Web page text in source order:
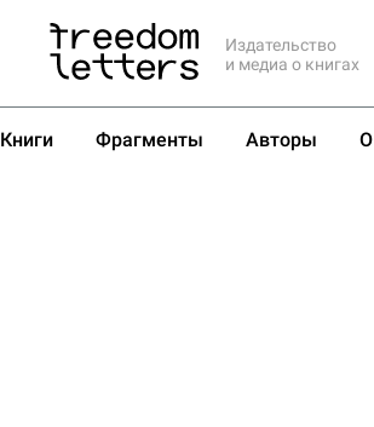
Издательство
и медиа о книгах
Книги Фрагменты Авторы